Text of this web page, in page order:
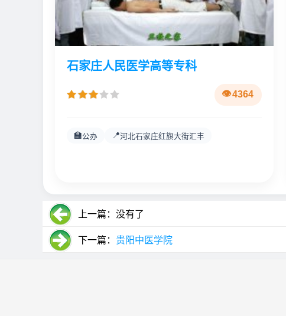
石家庄人民医学高等专科
4364
🏫公办 📍河北石家庄红旗大街汇丰
上一篇：没有了
下一篇： 贵阳中医学院